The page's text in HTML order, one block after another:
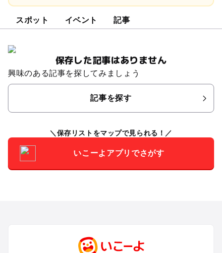
スポット イベント 記事
保存した記事はありません
興味のある記事を探してみましょう
記事を探す
保存リストをマップで見られる！
いこーよアプリでさがす